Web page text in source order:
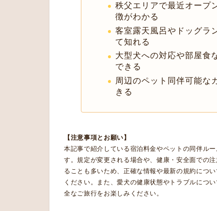
秩父エリアで最近オープ
徴がわかる
客室露天風呂やドッグラ
て知れる
大型犬への対応や部屋食
できる
周辺のペット同伴可能な
きる
【注意事項とお願い】
本記事で紹介している宿泊料金やペットの同伴ル
す。規定が変更される場合や、健康・安全面での
ることも多いため、正確な情報や最新の規約につ
ください。また、愛犬の健康状態やトラブルにつ
全なご旅行をお楽しみください。